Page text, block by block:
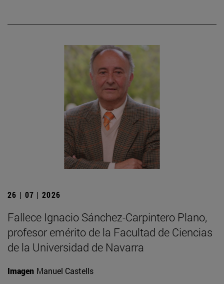
26 | 07 | 2026
Fallece Ignacio Sánchez-Carpintero Plano,
profesor emérito de la Facultad de Ciencias
de la Universidad de Navarra
Imagen Manuel Castells